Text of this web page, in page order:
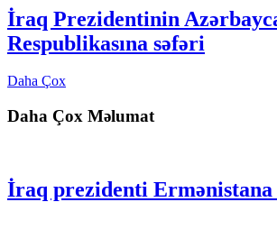
İraq Prezidentinin
Respublikasına səfəri
Daha Çox
Daha Çox Məlumat
İraq prezidenti Ermənistana